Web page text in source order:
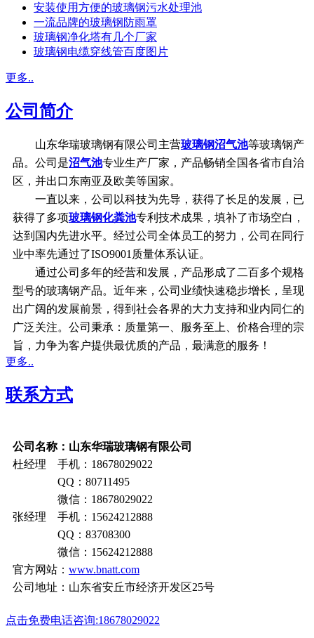
安装使用方便的玻璃钢污水处理池
一流品牌的玻璃钢防雨罩
玻璃钢净化塔有几个厂家
玻璃钢电缆穿线管百度图片
更多..
公司简介
山东华瑞玻璃钢有限公司主营玻璃钢沼气池等玻璃钢产
品。公司是沼气池专业生产厂家，产品畅销全国各省市自治
区，并出口东南亚及欧美等国家。
一直以来，公司以科技为先导，获得了长足的发展，已
获得了多项玻璃钢化粪池专利技术成果，填补了市场空白，
达到国内先进水平。经过公司全体员工的努力，公司在同行
业中率先通过了ISO9001质量体系认证。
通过公司多年的经营和发展，产品形成了二百多个规格
型号的玻璃钢产品。近年来，公司业绩快速稳步增长，呈现
出广阔的发展前景，得到社会各界的大力支持和业内同仁的
广泛关注。公司秉承：质量第一、服务至上、价格合理的宗
旨，力争为客户提供最优质的产品，最满意的服务！
更多..
联系方式
公司名称：山东华瑞玻璃钢有限公司
杜经理 手机：18678029022
QQ：80711495
微信：18678029022
张经理 手机：15624212888
QQ：83708300
微信：15624212888
官方网站： www.bnatt.com
公司地址：山东省安丘市经济开发区25号
点击免费电话咨询:18678029022